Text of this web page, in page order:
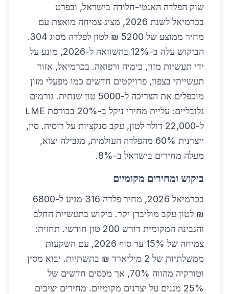
שוק הפלדה האנטי-חלודה בישראל, ובפרט
בכרמיאל לשנת 2026, מציג צמיחה מואצת עם
מחיר ממוצע של 5200 ₪ לטון לפלדה מסוג 304.
הביקוש עלה ב-12% בהשוואה ל-2026, מונע על
ידי תעשיות מזון, כימיה ורפואה. בכרמיאל, אזור
תעשייתי בצפון, פרויקטים חדשים כמו מפעלי מזון
מוכפלים את הצריכה ל-5000 טון שנתית. גורמים
גלובליים: עליית מחירי ניקל ב-20% בבורסת LME
ל-22,000 דולר לטון, עקב סנקציות על רוסיה. סין,
ייצרנית 60% מהפלדה העולמית, מגבילה יצוא,
מעלה מחירים בישראל ב-8%.
ביקוש ומחירים מקומיים
בכרמיאל 2026, מחיר פלדה 316 מגיע ל-6800
₪ לטון עקב מוליבדן יקר. ביקוש בתעשיית החלב
והגבינה המקומית דורש 200 טון חודשי. תחזית:
צמיחה של 15% עד סוף 2026, עם השקעות
ממשלתיות של 2 מיליארד ₪ בתשתיות. יבוא מסין
וטורקיה מהווה 70%, אך מכסים חדשים של
25% מגנים על יצרנים מקומיים. מחירים יציבים